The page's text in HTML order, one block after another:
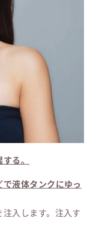
る。
液体タンクにゆっ
入します。注入す